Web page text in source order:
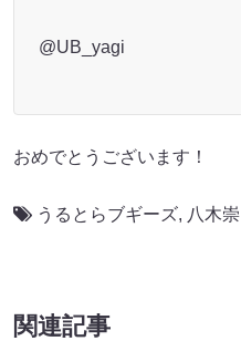
@UB_yagi
おめでとうございます！
うるとらブギーズ, 八木崇
関連記事